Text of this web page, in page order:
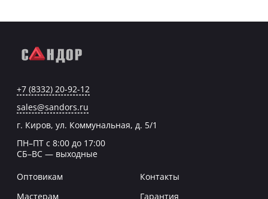
+7 (8332) 20-92-12
sales@sandors.ru
г. Киров, ул. Коммунальная, д. 5/1
ПН–ПТ с 8:00 до 17:00
СБ–ВС — выходные
Оптовикам
Мастерам
Контакты
Гарантия